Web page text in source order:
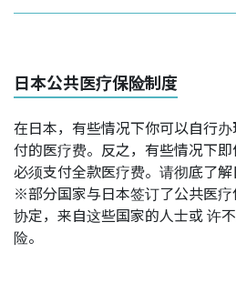
日本公共医疗保险制度
在日本，有些情况下你可以自行
付的医疗费。反之，有些情况下
必须支付全款医疗费。请彻底了解
※部分国家与日本签订了公共医
协定，来自这些国家的人士或 许
险。